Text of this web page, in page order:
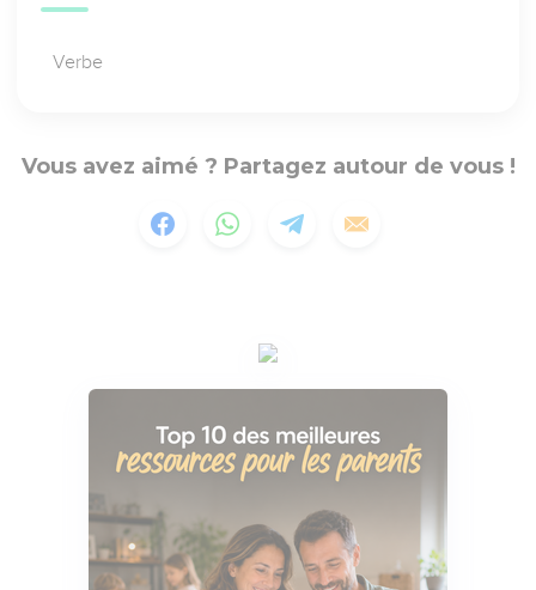
Verbe
Vous avez aimé ? Partagez autour de vous !